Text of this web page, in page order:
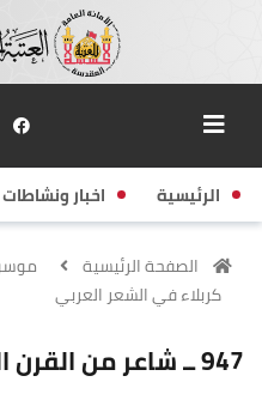
الرئيسية اخبار ونشاطات
الصفحة الرئيسية
كربلاء في الشعر العربي
947 ــ شاعر من القرن الرابع عشر الهجري